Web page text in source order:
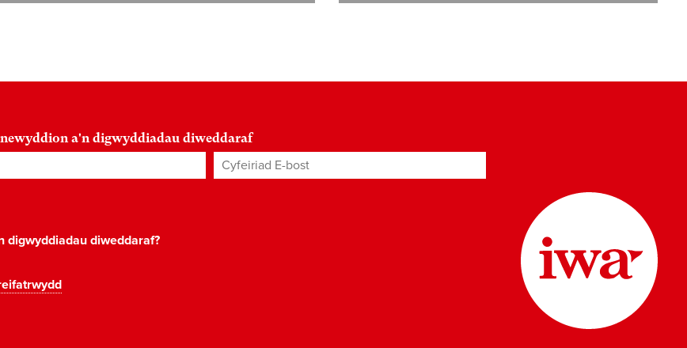
a'n digwyddiadau diweddaraf
Cyfeiriad E-bost*
digwyddiadau diweddaraf?